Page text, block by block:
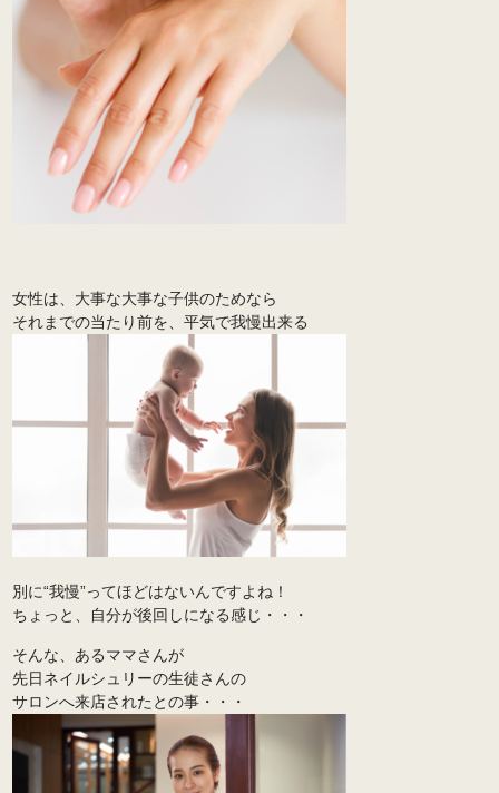
女性は、大事な大事な子供のためなら
それまでの当たり前を、平気で我慢出来る
別に“我慢”ってほどはないんですよね！
ちょっと、自分が後回しになる感じ・・・
そんな、あるママさんが
先日ネイルシュリーの生徒さんの
サロンへ来店されたとの事・・・